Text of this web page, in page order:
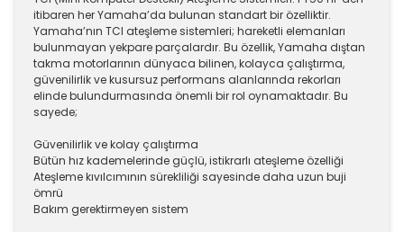
itibaren her Yamaha’da bulunan standart bir özelliktir.
Yamaha’nın TCI ateşleme sistemleri; hareketli elemanları
bulunmayan yekpare parçalardır. Bu özellik, Yamaha dıştan
takma motorlarının dünyaca bilinen, kolayca çalıştırma,
güvenilirlik ve kusursuz performans alanlarında rekorları
elinde bulundurmasında önemli bir rol oynamaktadır. Bu
sayede;
Güvenilirlik ve kolay çalıştırma
Bütün hız kademelerinde güçlü, istikrarlı ateşleme özelliği
Ateşleme kıvılcımının sürekliliği sayesinde daha uzun buji
ömrü
Bakım gerektirmeyen sistem